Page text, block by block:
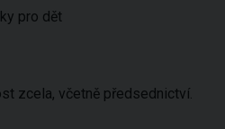
pro dět
zcela, včetně předsednictví.